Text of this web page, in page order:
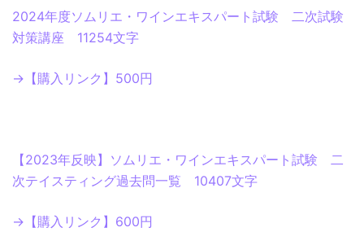
2024年度ソムリエ・ワインエキスパート試験 二次試験
対策講座 11254文字
→【購入リンク】500円
【2023年反映】ソムリエ・ワインエキスパート試験 二
次テイスティング過去問一覧 10407文字
→【購入リンク】600円